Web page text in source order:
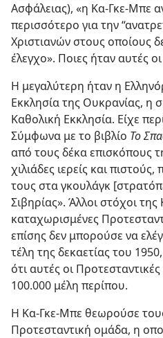
Ασφάλειας), «η Κα-Γκε-Μπε
περισσότερο για την
Χριστιανών στους οποίους
έλεγχο». Ποιες ήταν αυτές
Η μεγαλύτερη ήταν η
Εκκλησία της Ουκρανίας, η
Καθολική Εκκλησία. Είχε
Σύμφωνα με το βιβλίο Το
από τους δέκα επισκόπους
χιλιάδες ιερείς και
τους στα γκουλάγκ
Σιβηρίας». Άλλοι στόχοι
καταχωρισμένες
επίσης δεν μπορούσε να
τέλη της δεκαετίας του
ότι αυτές οι
100.000 μέλη περίπου.
Η Κα-Γκε-Μπε θεωρούσε
Προτεσταντική ομάδα, η